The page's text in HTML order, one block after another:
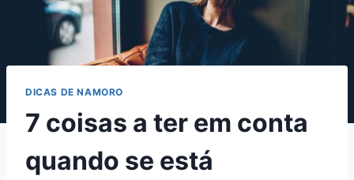
DICAS DE NAMORO
7 coisas a ter em conta
quando se está